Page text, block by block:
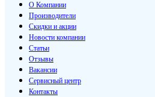
О Компании
Производители
Скидки и акции
Новости компании
Статьи
Отзывы
Вакансии
Сервисный центр
Контакты